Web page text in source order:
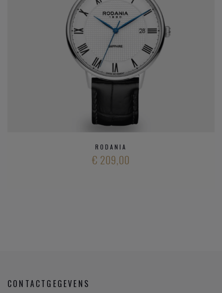
RODANIA
€ 209,00
CONTACTGEGEVENS